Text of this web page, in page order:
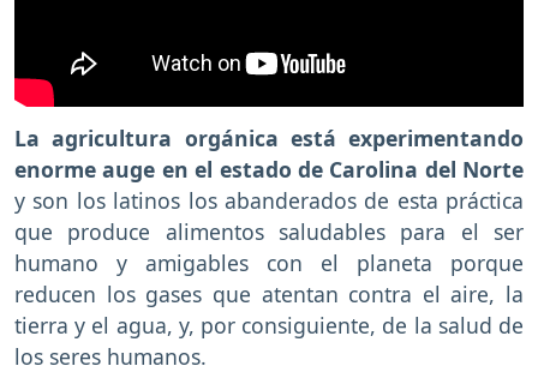
La agricultura orgánica está experimentando
enorme auge en el estado de Carolina del Norte
y son los latinos los abanderados de esta práctica
que produce alimentos saludables para el ser
humano y amigables con el planeta porque
reducen los gases que atentan contra el aire, la
tierra y el agua, y, por consiguiente, de la salud de
los seres humanos.